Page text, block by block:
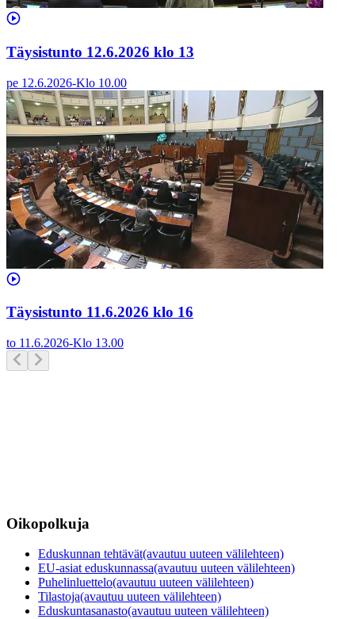
Täysistunto 12.6.2026 klo 13
pe 12.6.2026-Klo 10.00
Täysistunto 11.6.2026 klo 16
to 11.6.2026-Klo 13.00
Oikopolkuja
Eduskunnan tehtävät(avautuu uuteen välilehteen)
EU-asiat eduskunnassa(avautuu uuteen välilehteen)
Puhelinluettelo(avautuu uuteen välilehteen)
Tilastoja(avautuu uuteen välilehteen)
Eduskuntasanasto(avautuu uuteen välilehteen)